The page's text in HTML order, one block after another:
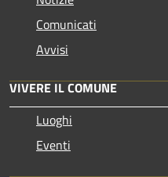
Comunicati
Avvisi
VIVERE IL COMUNE
Luoghi
Eventi